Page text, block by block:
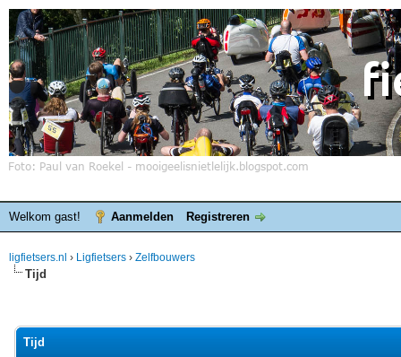
Welkom gast! Aanmelden Registreren
ligfietsers.nl › Ligfietsers › Zelfbouwers
Tijd
Tijd